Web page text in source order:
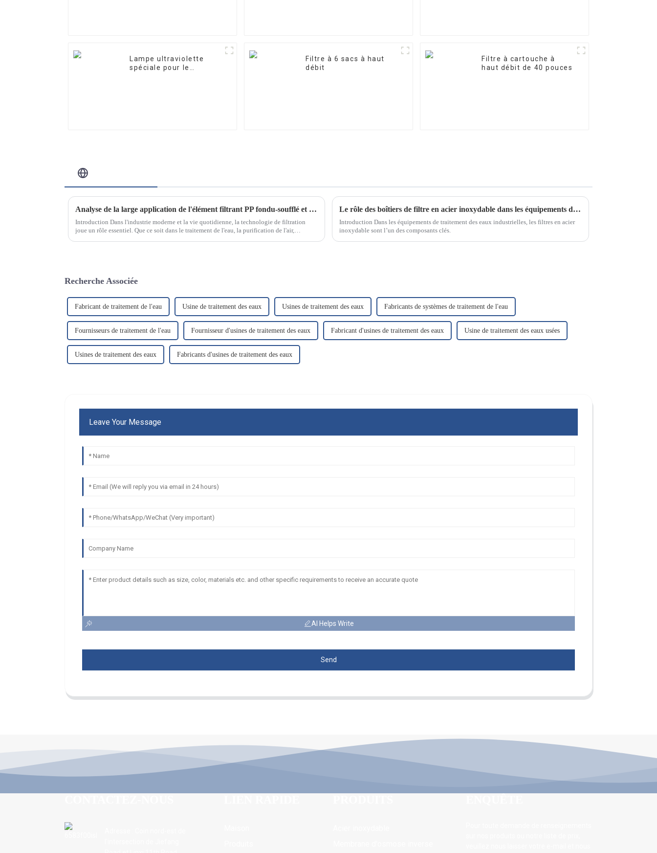
Lampe ultraviolette
spéciale pour le
Filtre à 6 sacs à haut
débit
Filtre à cartouche à
haut débit de 40 pouces
Analyse de la large application de l'élément filtrant PP fondu-soufflé et de ses raisons
Introduction Dans l'industrie moderne et la vie quotidienne, la technologie de filtration
joue un rôle essentiel. Que ce soit dans le traitement de l'eau, la purification de l'air,
Le rôle des boîtiers de filtre en acier inoxydable dans les équipements de traitement des eaux industrielles
Introduction Dans les équipements de traitement des eaux industrielles, les filtres en acier
inoxydable sont l’un des composants clés.
Recherche Associée
Fabricant de traitement de l'eau Usine de traitement des eaux Usines de traitement des eaux Fabricants de systèmes de traitement de l'eau
Fournisseurs de traitement de l'eau Fournisseur d'usines de traitement des eaux Fabricant d'usines de traitement des eaux Usine de traitement des eaux usées
Usines de traitement des eaux Fabricants d'usines de traitement des eaux
Leave Your Message
AI Helps Write
Send